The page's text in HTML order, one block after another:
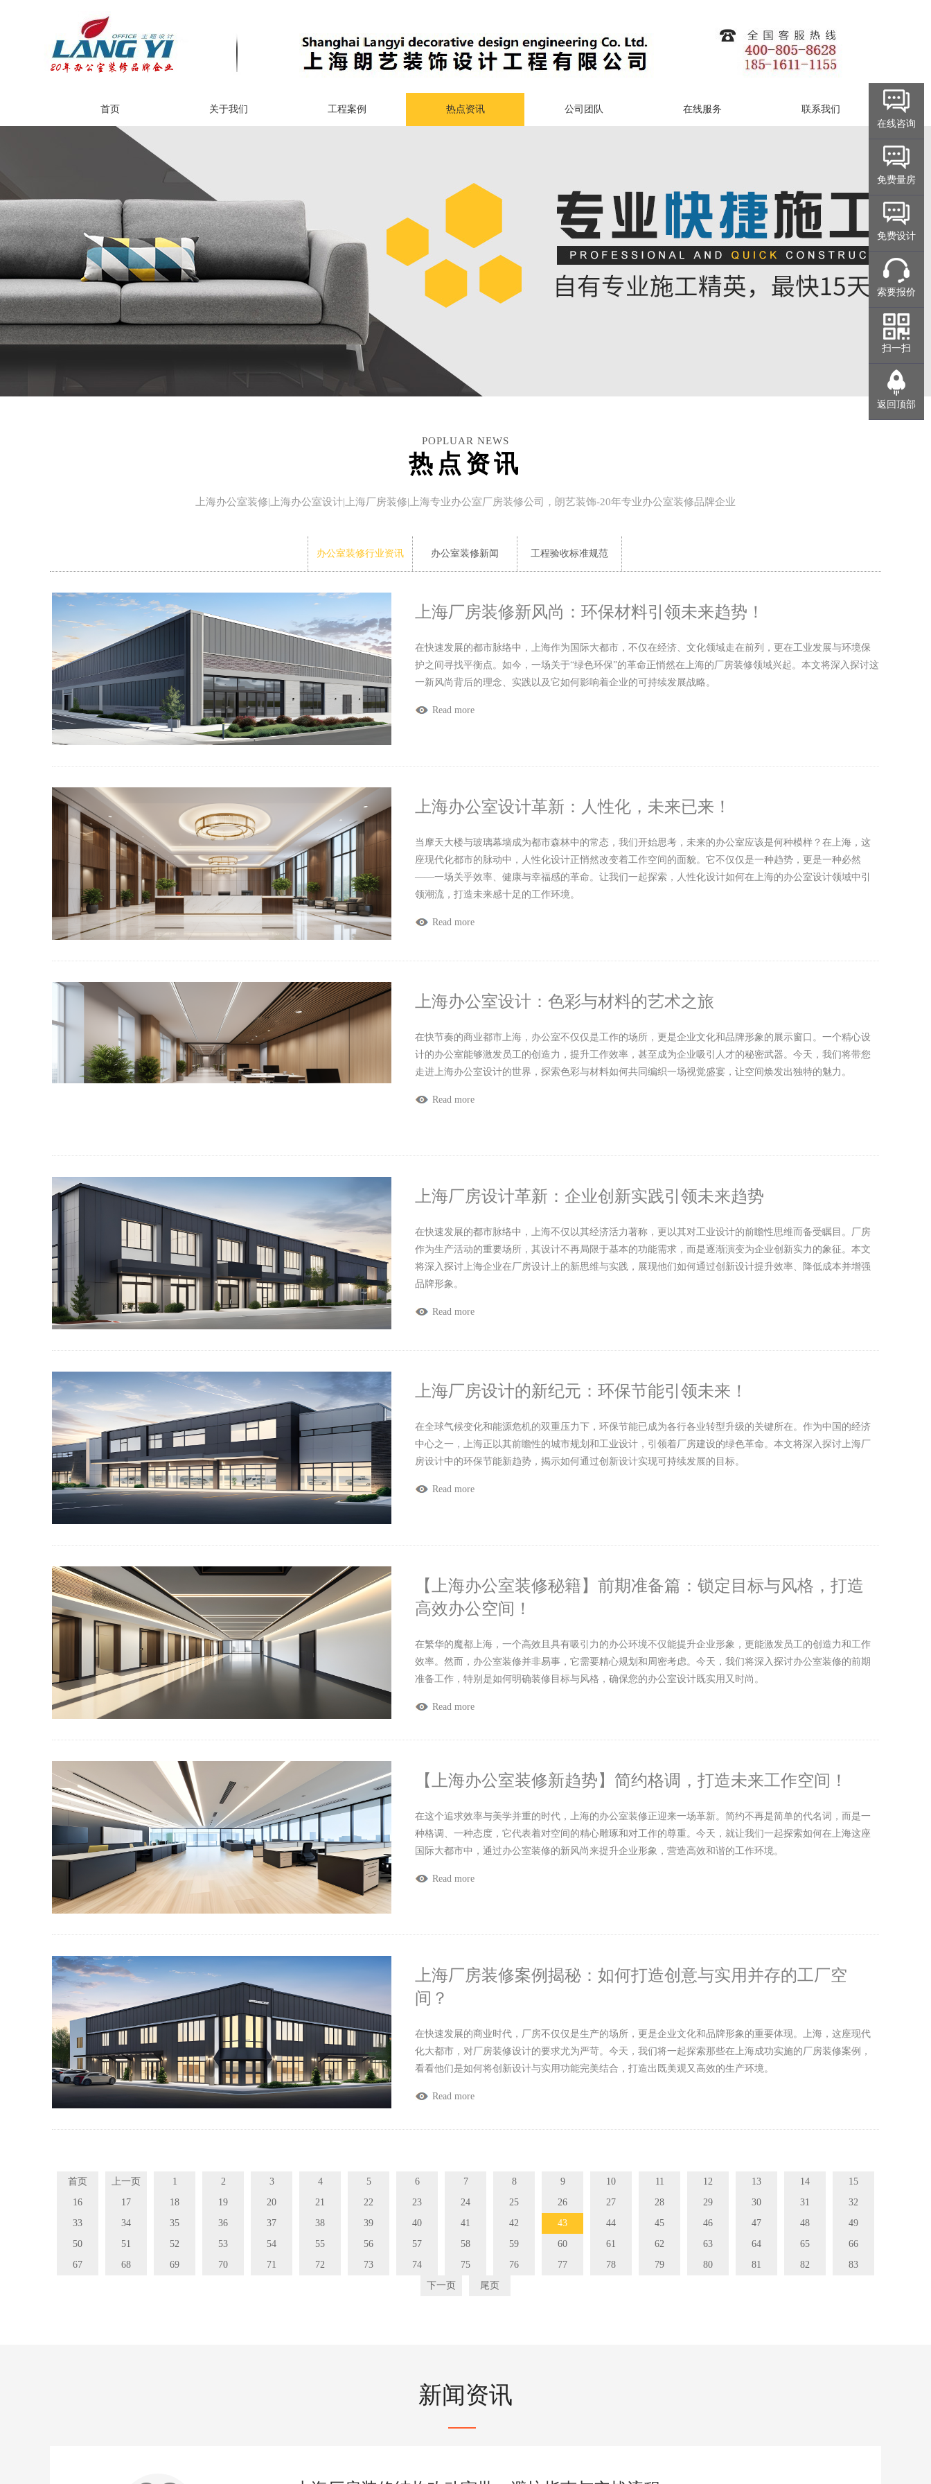
首页 关于我们 工程案例 热点资讯 公司团队 在线服务 联系我们
POPLUAR NEWS
热点资讯
上海办公室装修|上海办公室设计|上海厂房装修|上海专业办公室厂房装修公司，朗艺装饰-20年专业办公室装修品牌企业
办公室装修行业资讯 办公室装修新闻 工程验收标准规范
上海厂房装修新风尚：环保材料引领未来趋势！
在快速发展的都市脉络中，上海作为国际大都市，不仅在经济、文化领域走在前列，更在工业发展与环境保
护之间寻找平衡点。如今，一场关于“绿色环保”的革命正悄然在上海的厂房装修领域兴起。本文将深入探讨这
一新风尚背后的理念、实践以及它如何影响着企业的可持续发展战略。
Read more
上海办公室设计革新：人性化，未来已来！
当摩天大楼与玻璃幕墙成为都市森林中的常态，我们开始思考，未来的办公室应该是何种模样？在上海，这
座现代化都市的脉动中，人性化设计正悄然改变着工作空间的面貌。它不仅仅是一种趋势，更是一种必然
——一场关乎效率、健康与幸福感的革命。让我们一起探索，人性化设计如何在上海的办公室设计领域中引
领潮流，打造未来感十足的工作环境。
Read more
上海办公室设计：色彩与材料的艺术之旅
在快节奏的商业都市上海，办公室不仅仅是工作的场所，更是企业文化和品牌形象的展示窗口。一个精心设
计的办公室能够激发员工的创造力，提升工作效率，甚至成为企业吸引人才的秘密武器。今天，我们将带您
走进上海办公室设计的世界，探索色彩与材料如何共同编织一场视觉盛宴，让空间焕发出独特的魅力。
Read more
上海厂房设计革新：企业创新实践引领未来趋势
在快速发展的都市脉络中，上海不仅以其经济活力著称，更以其对工业设计的前瞻性思维而备受瞩目。厂房
作为生产活动的重要场所，其设计不再局限于基本的功能需求，而是逐渐演变为企业创新实力的象征。本文
将深入探讨上海企业在厂房设计上的新思维与实践，展现他们如何通过创新设计提升效率、降低成本并增强
品牌形象。
Read more
上海厂房设计的新纪元：环保节能引领未来！
在全球气候变化和能源危机的双重压力下，环保节能已成为各行各业转型升级的关键所在。作为中国的经济
中心之一，上海正以其前瞻性的城市规划和工业设计，引领着厂房建设的绿色革命。本文将深入探讨上海厂
房设计中的环保节能新趋势，揭示如何通过创新设计实现可持续发展的目标。
Read more
【上海办公室装修秘籍】前期准备篇：锁定目标与风格，打造
高效办公空间！
在繁华的魔都上海，一个高效且具有吸引力的办公环境不仅能提升企业形象，更能激发员工的创造力和工作
效率。然而，办公室装修并非易事，它需要精心规划和周密考虑。今天，我们将深入探讨办公室装修的前期
准备工作，特别是如何明确装修目标与风格，确保您的办公室设计既实用又时尚。
Read more
【上海办公室装修新趋势】简约格调，打造未来工作空间！
在这个追求效率与美学并重的时代，上海的办公室装修正迎来一场革新。简约不再是简单的代名词，而是一
种格调、一种态度，它代表着对空间的精心雕琢和对工作的尊重。今天，就让我们一起探索如何在上海这座
国际大都市中，通过办公室装修的新风尚来提升企业形象，营造高效和谐的工作环境。
Read more
上海厂房装修案例揭秘：如何打造创意与实用并存的工厂空
间？
在快速发展的商业时代，厂房不仅仅是生产的场所，更是企业文化和品牌形象的重要体现。上海，这座现代
化大都市，对厂房装修设计的要求尤为严苛。今天，我们将一起探索那些在上海成功实施的厂房装修案例，
看看他们是如何将创新设计与实用功能完美结合，打造出既美观又高效的生产环境。
Read more
首页 上一页 1 2 3 4 5 6 7 8 9 10 11 12 13 14
15
16
17 18 19 20 21 22 23 24 25 26 27 28 29 30 31
32
33
34 35 36 37 38 39 40 41 42 43 44 45 46 47 48
49
50
51 52 53 54 55 56 57 58 59 60 61 62 63 64 65
66
67
68 69 70 71 72 73 74 75 76 77 78 79 80 81 82
83
下一页
尾页
新闻资讯
在线咨询
免费量房
免费设计
索要报价
扫一扫
返回顶部